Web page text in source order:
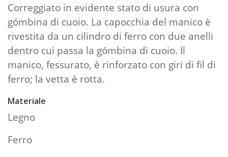
Correggiato in evidente stato di usura con
gómbina di cuoio. La capocchia del manico è
rivestita da un cilindro di ferro con due anelli
dentro cui passa la gómbina di cuoio. Il
manico, fessurato, è rinforzato con giri di fil di
ferro; la vetta è rotta.
Materiale
Legno
Ferro